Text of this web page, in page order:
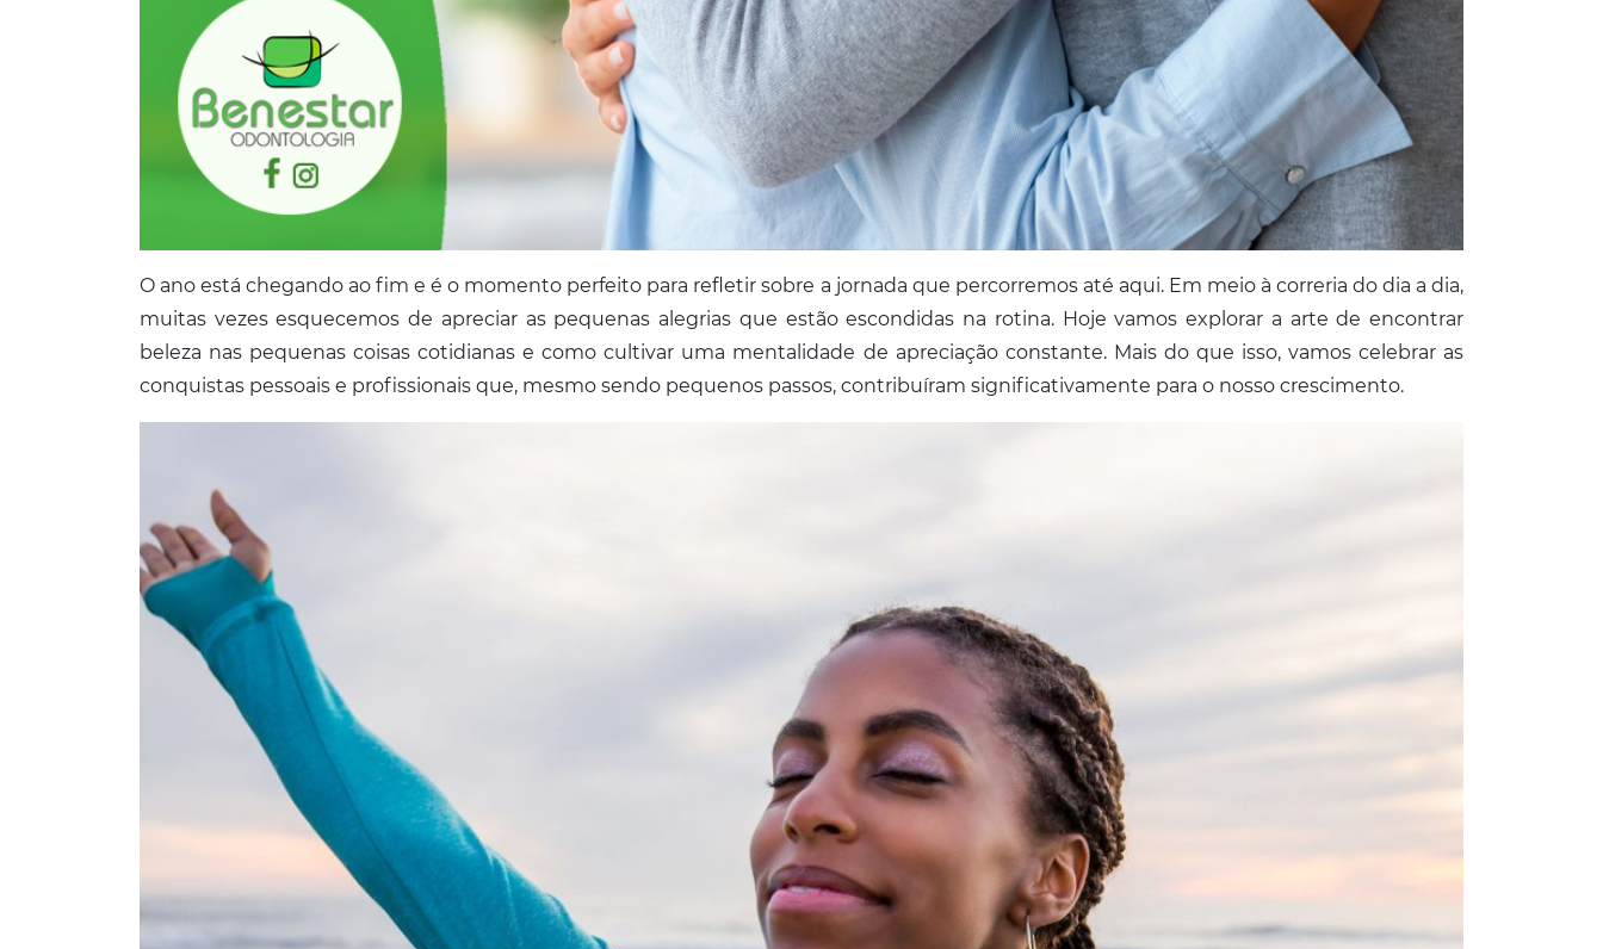
O ano está chegando ao fim e é o momento perfeito para refletir sobre a jornada que percorremos até aqui. Em meio à correria do dia a dia,
muitas vezes esquecemos de apreciar as pequenas alegrias que estão escondidas na rotina. Hoje vamos explorar a arte de encontrar
beleza nas pequenas coisas cotidianas e como cultivar uma mentalidade de apreciação constante. Mais do que isso, vamos celebrar as
conquistas pessoais e profissionais que, mesmo sendo pequenos passos, contribuíram significativamente para o nosso crescimento.